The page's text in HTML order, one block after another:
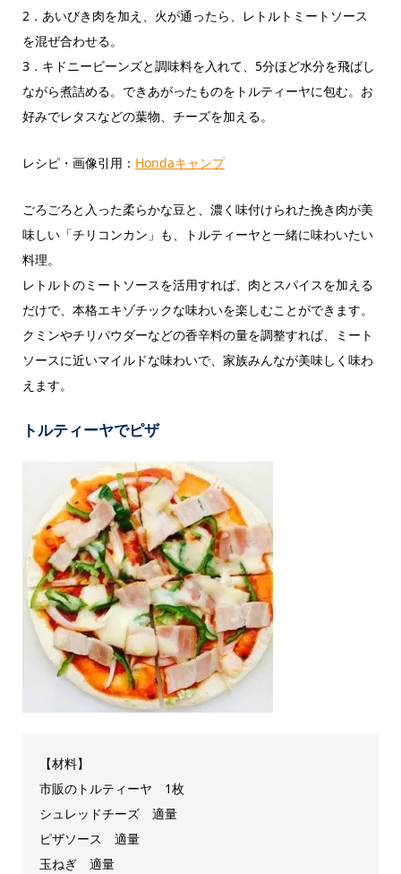
2．あいびき肉を加え、火が通ったら、レトルトミートソース
を混ぜ合わせる。
3．キドニービーンズと調味料を入れて、5分ほど水分を飛ばし
ながら煮詰める。できあがったものをトルティーヤに包む。お
好みでレタスなどの葉物、チーズを加える。
レシピ・画像引用： Hondaキャンプ
ごろごろと入った柔らかな豆と、濃く味付けられた挽き肉が美
味しい「チリコンカン」も、トルティーヤと一緒に味わいたい
料理。
レトルトのミートソースを活用すれば、肉とスパイスを加える
だけで、本格エキゾチックな味わいを楽しむことができます。
クミンやチリパウダーなどの香辛料の量を調整すれば、ミート
ソースに近いマイルドな味わいで、家族みんなが美味しく味わ
えます。
トルティーヤでピザ
【材料】
市販のトルティーヤ 1枚
シュレッドチーズ 適量
ピザソース 適量
玉ねぎ 適量